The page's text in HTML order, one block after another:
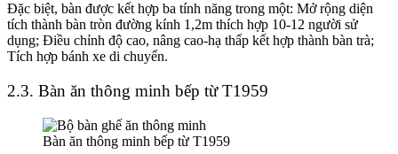
Đặc biệt, bàn được kết hợp ba tính năng trong một: Mở rộng diện
tích thành bàn tròn đường kính 1,2m thích hợp 10-12 người sử
dụng; Điều chỉnh độ cao, nâng cao-hạ thấp kết hợp thành bàn trà;
Tích hợp bánh xe di chuyển.
2.3. Bàn ăn thông minh bếp từ T1959
Bàn ăn thông minh bếp từ T1959